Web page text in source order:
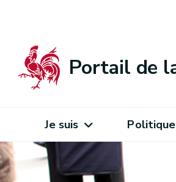
Portail de
Je suis